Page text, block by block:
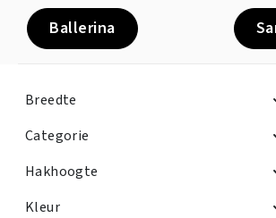
Ballerina
Breedte
Categorie
Hakhoogte
Kleur